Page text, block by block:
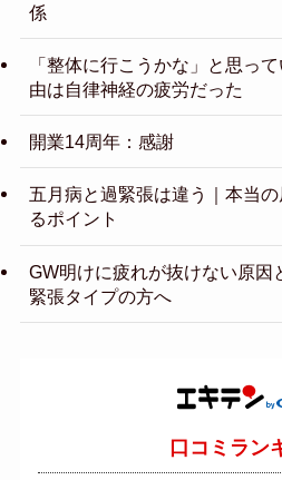
係
「整体に行こうかな」と思っ
由は自律神経の疲労だった
開業14周年：感謝
五月病と過緊張は違う｜本当
るポイント
GW明けに疲れが抜けない原因
緊張タイプの方へ